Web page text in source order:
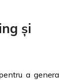
și
a genera